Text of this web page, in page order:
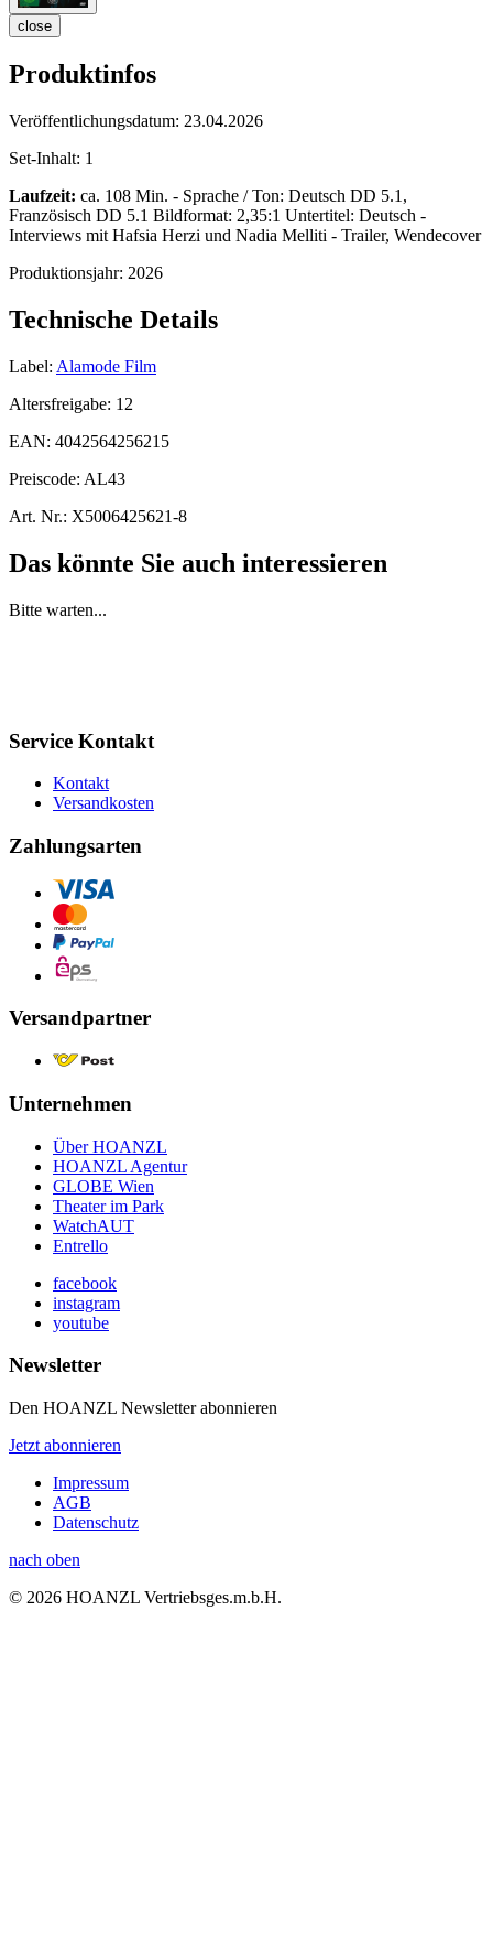
close
Produktinfos
Veröffentlichungsdatum: 23.04.2026
Set-Inhalt: 1
Laufzeit: ca. 108 Min. - Sprache / Ton: Deutsch DD 5.1,
Französisch DD 5.1 Bildformat: 2,35:1 Untertitel: Deutsch -
Interviews mit Hafsia Herzi und Nadia Melliti - Trailer, Wendecover
Produktionsjahr: 2026
Technische Details
Label: Alamode Film
Altersfreigabe: 12
EAN: 4042564256215
Preiscode: AL43
Art. Nr.: X5006425621-8
Das könnte Sie auch interessieren
Bitte warten...
Service Kontakt
Kontakt
Versandkosten
Zahlungsarten
Versandpartner
Unternehmen
Über HOANZL
HOANZL Agentur
GLOBE Wien
Theater im Park
WatchAUT
Entrello
facebook
instagram
youtube
Newsletter
Den HOANZL Newsletter abonnieren
Jetzt abonnieren
Impressum
AGB
Datenschutz
nach oben
© 2026 HOANZL Vertriebsges.m.b.H.